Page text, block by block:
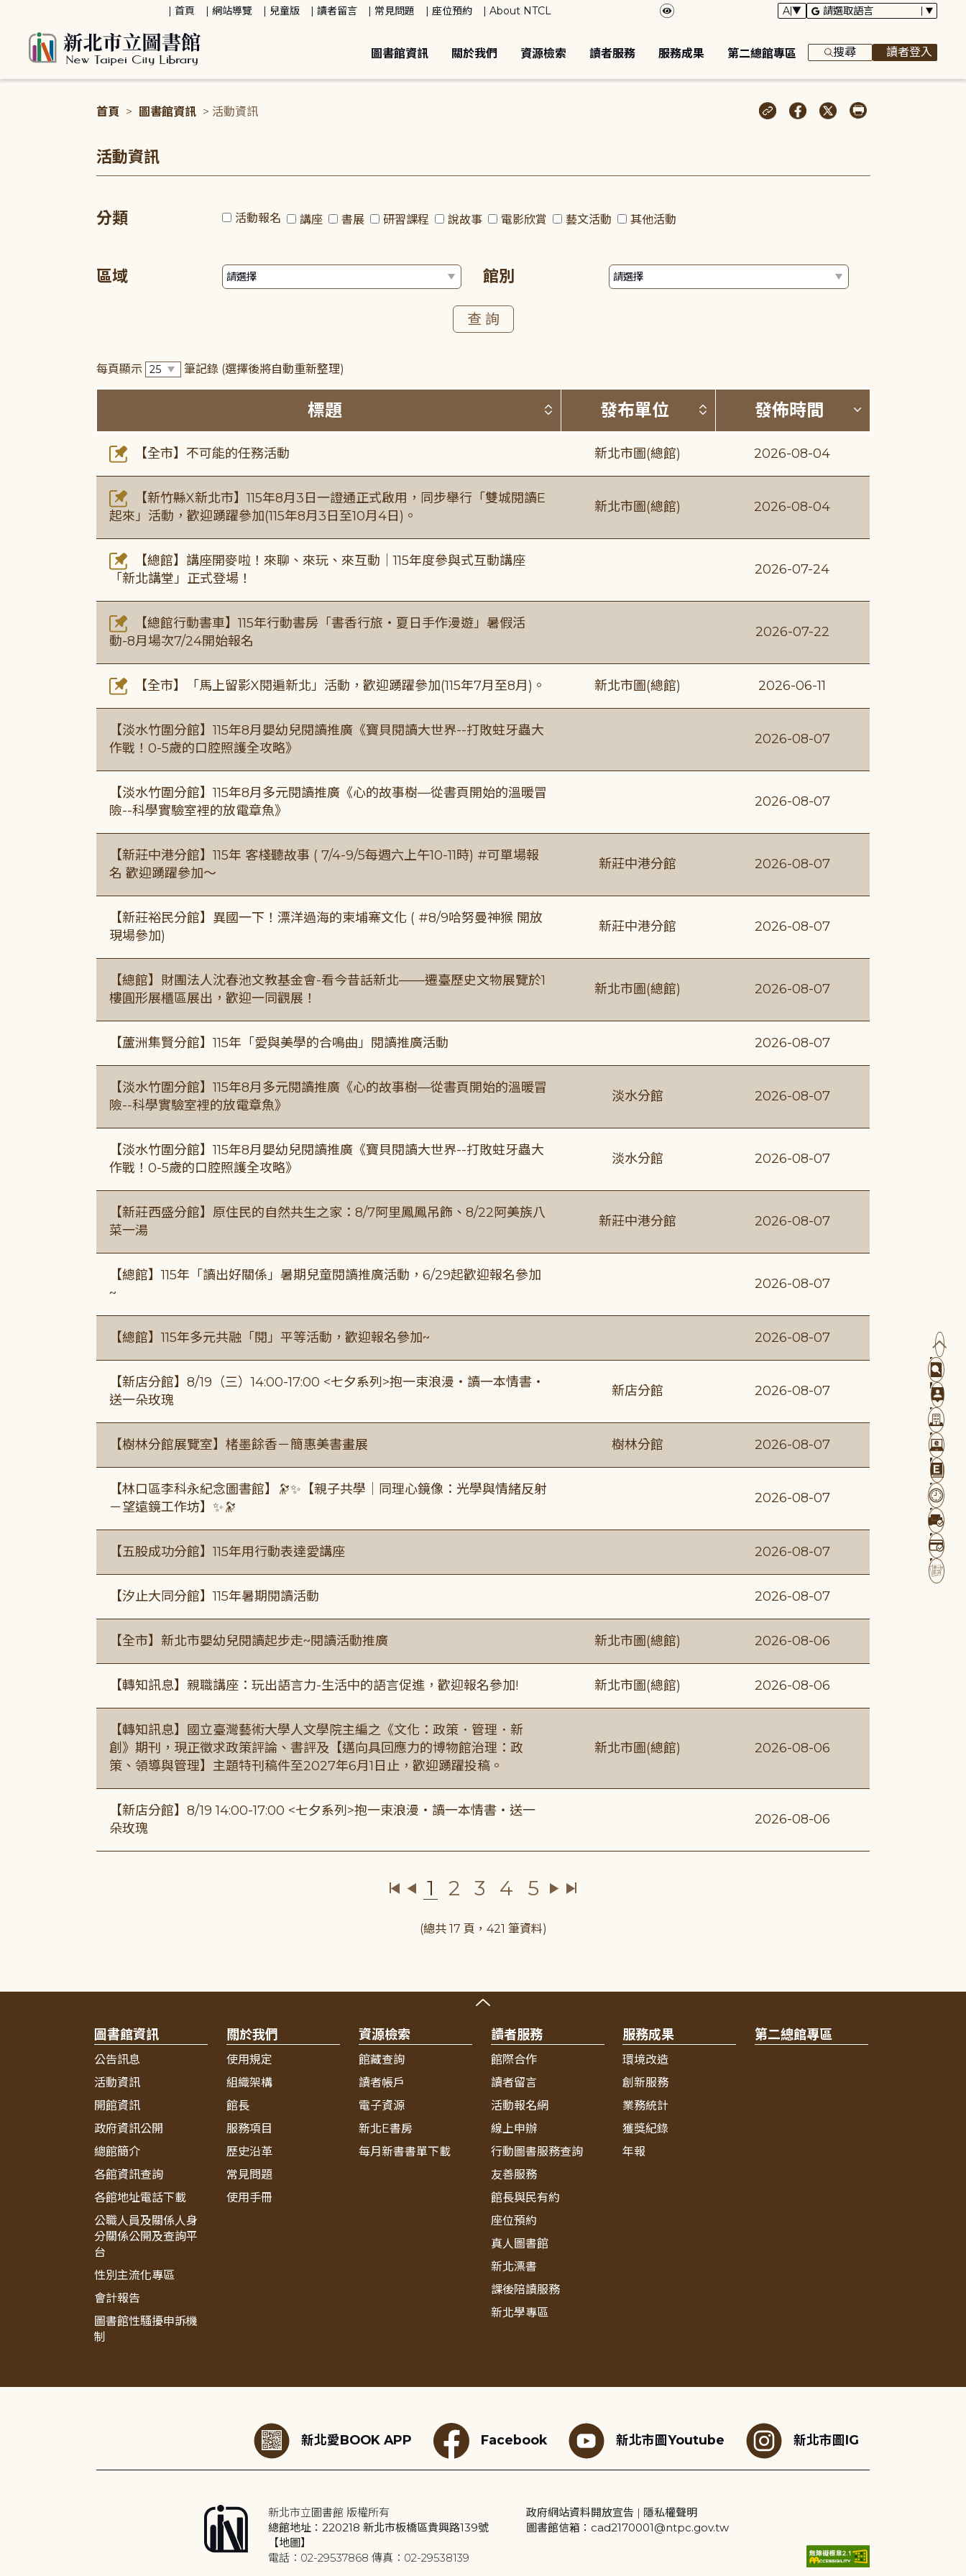
首頁 網站導覽 兒童版 讀者留言 常見問題 座位預約 About NTCL
圖書館資訊 關於我們 資源檢索 讀者服務 服務成果 第二總館專區 搜尋 讀者登入
首頁 > 圖書館資訊 > 活動資訊
活動資訊
分類 活動報名 講座 書展 研習課程 說故事 電影欣賞 藝文活動 其他活動
區域 館別
每頁顯示 筆記錄 (選擇後將自動重新整理)
標題 按標題排序 (升降冪)
發布單位 按發布單位排序 (升降冪)
發佈時間 按發佈時間
【全市】不可能的任務活動 新北市圖(總館) 2026-08-04
【新竹縣X新北市】115年8月3日一證通正式啟用，同步舉行「雙城閱讀E
起來」活動，歡迎踴躍參加(115年8月3日至10月4日)。
新北市圖(總館) 2026-08-04
【總館】講座開麥啦！來聊、來玩、來互動｜115年度參與式互動講座
「新北講堂」正式登場！
2026-07-24
【總館行動書車】115年行動書房「書香行旅・夏日手作漫遊」暑假活
動-8月場次7/24開始報名
2026-07-22
【全市】「馬上留影X閱遍新北」活動，歡迎踴躍參加(115年7月至8月)。 新北市圖(總館) 2026-06-11
【淡水竹圍分館】115年8月嬰幼兒閱讀推廣《寶貝閱讀大世界--打敗蛀牙蟲大
作戰！0-5歲的口腔照護全攻略》
2026-08-07
【淡水竹圍分館】115年8月多元閱讀推廣《心的故事樹—從書頁開始的溫暖冒
險--科學實驗室裡的放電章魚》
2026-08-07
【新莊中港分館】115年 客棧聽故事 ( 7/4-9/5每週六上午10-11時) #可單場報
名 歡迎踴躍參加～
新莊中港分館 2026-08-07
【新莊裕民分館】異國一下！漂洋過海的柬埔寨文化 ( #8/9哈努曼神猴 開放
現場參加)
新莊中港分館 2026-08-07
【總館】財團法人沈春池文教基金會-看今昔話新北——遷臺歷史文物展覽於1
樓圓形展櫃區展出，歡迎一同觀展！
新北市圖(總館) 2026-08-07
【蘆洲集賢分館】115年「愛與美學的合鳴曲」閱讀推廣活動 2026-08-07
【淡水竹圍分館】115年8月多元閱讀推廣《心的故事樹—從書頁開始的溫暖冒
險--科學實驗室裡的放電章魚》
淡水分館 2026-08-07
【淡水竹圍分館】115年8月嬰幼兒閱讀推廣《寶貝閱讀大世界--打敗蛀牙蟲大
作戰！0-5歲的口腔照護全攻略》
淡水分館 2026-08-07
【新莊西盛分館】原住民的自然共生之家：8/7阿里鳳鳳吊飾、8/22阿美族八
菜一湯
新莊中港分館 2026-08-07
【總館】115年「讀出好關係」暑期兒童閱讀推廣活動，6/29起歡迎報名參加
~
2026-08-07
【總館】115年多元共融「閱」平等活動，歡迎報名參加~ 2026-08-07
【新店分館】8/19（三）14:00-17:00 <七夕系列>抱一束浪漫・讀一本情書・
送一朵玫瑰
新店分館 2026-08-07
【樹林分館展覽室】楮墨餘香－簡惠美書畫展 樹林分館 2026-08-07
【林口區李科永紀念圖書館】🔭✨【親子共學｜同理心鏡像：光學與情緒反射
－望遠鏡工作坊】✨🔭
2026-08-07
【五股成功分館】115年用行動表達愛講座 2026-08-07
【汐止大同分館】115年暑期閱讀活動 2026-08-07
【全市】新北市嬰幼兒閱讀起步走~閱讀活動推廣 新北市圖(總館) 2026-08-06
【轉知訊息】親職講座：玩出語言力-生活中的語言促進，歡迎報名參加! 新北市圖(總館) 2026-08-06
【轉知訊息】國立臺灣藝術大學人文學院主編之《文化：政策．管理．新
創》期刊，現正徵求政策評論、書評及【邁向具回應力的博物館治理：政
策、領導與管理】主題特刊稿件至2027年6月1日止，歡迎踴躍投稿。
新北市圖(總館) 2026-08-06
【新店分館】8/19 14:00-17:00 <七夕系列>抱一束浪漫・讀一本情書・送一
朵玫瑰
2026-08-06
1 2 3 4 5
(總共 17 頁，421 筆資料)
圖書館資訊
公告訊息
活動資訊
開館資訊
政府資訊公開
總館簡介
各館資訊查詢
各館地址電話下載
公職人員及關係人身
分關係公開及查詢平
台
性別主流化專區
會計報告
圖書館性騷擾申訴機
制
關於我們
使用規定
組織架構
館長
服務項目
歷史沿革
常見問題
使用手冊
資源檢索
館藏查詢
讀者帳戶
電子資源
新北E書房
每月新書書單下載
讀者服務
館際合作
讀者留言
活動報名網
線上申辦
行動圖書服務查詢
友善服務
館長與民有約
座位預約
真人圖書館
新北漂書
課後陪讀服務
新北學專區
服務成果
環境改造
創新服務
業務統計
獲獎紀錄
年報
第二總館專區
新北愛BOOK APP Facebook 新北市圖Youtube 新北市圖IG
新北市立圖書館 版權所有
總館地址：220218 新北市板橋區貴興路139號
【地圖】
電話：02-29537868 傳真：02-29538139
政府網站資料開放宣告 | 隱私權聲明
圖書館信箱：cad2170001@ntpc.gov.tw